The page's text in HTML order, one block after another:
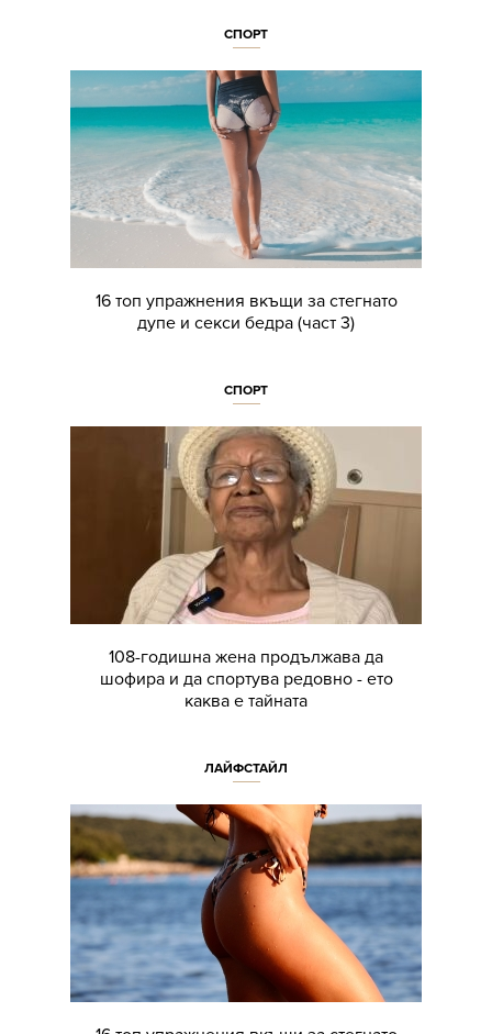
СПОРТ
16 топ упражнения вкъщи за стегнато
дупе и секси бедра (част 3)
СПОРТ
108-годишна жена продължава да
шофира и да спортува редовно - ето
каква е тайната
ЛАЙФСТАЙЛ